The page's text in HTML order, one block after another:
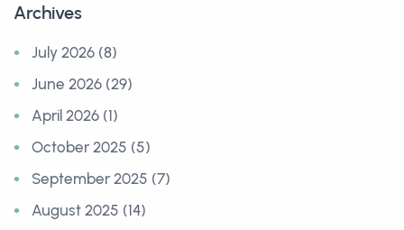
Archives
July 2026 (8)
June 2026 (29)
April 2026 (1)
October 2025 (5)
September 2025 (7)
August 2025 (14)